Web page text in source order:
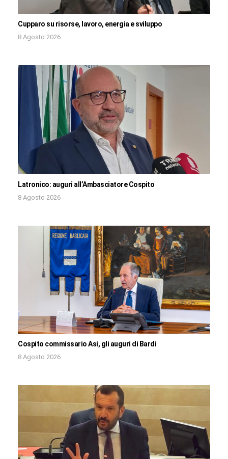
Cupparo su risorse, lavoro, energia e sviluppo
8 Agosto 2026
Latronico: auguri all’Ambasciatore Cospito
8 Agosto 2026
Cospito commissario Asi, gli auguri di Bardi
8 Agosto 2026